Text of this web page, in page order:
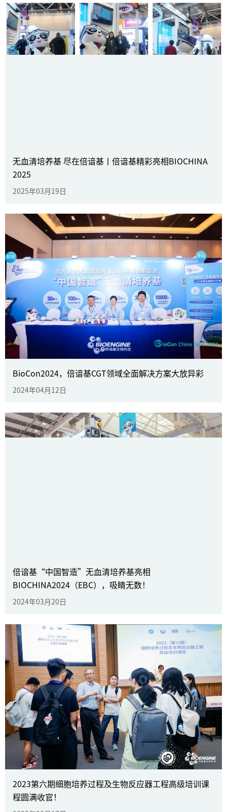
2025年09月01日
无血清培养基 尽在倍谙基丨倍谙基精彩亮相BIOCHINA
2025
2025年03月19日
无血清培养基 尽在倍谙基丨倍谙基
精彩亮相BIOCHINA 2025
2025年03月19日
BioCon2024，倍谙基CGT领域全面解决方案大放异彩
2024年04月12日
2024年04月12日
倍谙基“中国智造”无血清培养基亮相
BIOCHINA2024（EBC），吸睛无数！
2024年03月20日
倍谙基“中国智造”无血清培养基亮
相BIOCHINA2024（EBC），吸睛无
数！
2024年3月14-16日，BIOCHINA2024易贸生物产业大
会在苏州国际博览中心顺利举行。 倍谙基作为国内首部
无血清培养基团体标准的制定者，携丰富产品亮相
E057-058展台。
2024年03月20日
2023第六期细胞培养过程及生物反应器工程高级培训课
程圆满收官！